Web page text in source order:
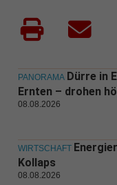
PANORAMA Dürre in
Ernten – drohen
08.08.2026
WIRTSCHAFT
Kollaps
08.08.2026